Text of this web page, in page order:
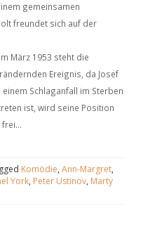
gemeinsamen
freundet sich auf der
Im März 1953 steht die
Ereignis, da Josef
Schlaganfall im Sterben
ist, wird seine Position
Komödie, Ann-Margret,
York, Peter Ustinov, Marty